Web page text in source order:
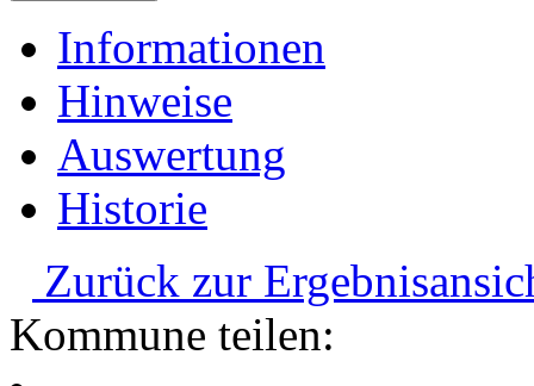
Informationen
Hinweise
Auswertung
Historie
Zurück zur
Kommune teilen: